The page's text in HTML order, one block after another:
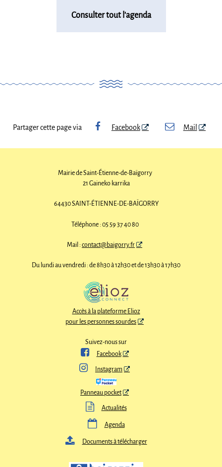
Consulter tout l'agenda
Partager cette page via Facebook Mail
Mairie de Saint-Étienne-de-Baïgorry
21 Gaineko karrika
64430 SAINT-ÉTIENNE-DE-BAÏGORRY
Téléphone : 05 59 37 40 80
Mail :contact@baigorry.fr
Du lundi au vendredi : de 8h30 à 12h30 et de 13h30 à 17h30
Accès à la plateforme Elioz
pour les personnes sourdes
Suivez-nous sur
 Facebook
 Instagram
Panneau pocket
 Actualités
 Agenda
 Documents à télécharger